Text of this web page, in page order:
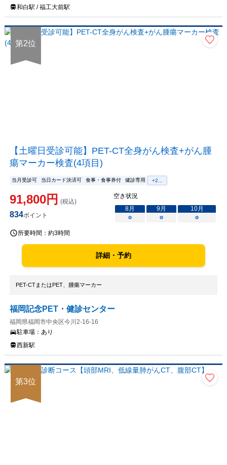
和白駅 / 福工大前駅
第2位
【土曜日受診可能】PET-CT全身がん検査+がん腫
瘍マーカー検査(4項目)
当月受診可 当日カード決済可 食事・食事券付 健診専用 +2...
91,800円 (税込)
834ポイント
空き状況
8月 9月 10月
○
○ ○
所要時間： 約3時間
詳細・予約
PET-CTまたはPET、腫瘍マーカー
福岡記念PET・健診センター
福岡県福岡市中央区今川2-16-16
駐車場： あり
西新駅
第3位